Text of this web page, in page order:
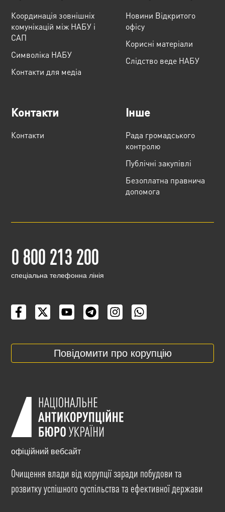
Координація зовнішніх
комунікацій між НАБУ і
САП
Cимволіка НАБУ
Контакти для медіа
Новини Відкритого
офісу
Корисні матеріали
Слідство веде НАБУ
Контакти
Контакти
Інше
Рада громадського
контролю
Публічні закупівлі
Безоплатна правнича
допомога
0 800 213 200
cпеціальна телефонна лінія
Повідомити про корупцію
офіційний вебсайт
Очищення влади від корупції заради побудови та
розвитку успішного суспільства та ефективної держави